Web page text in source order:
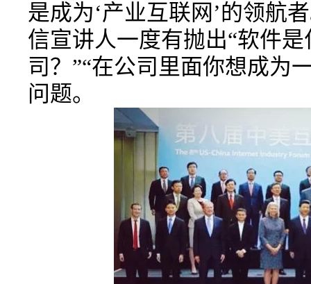
是成为‘产业互联网’的领航
信宣讲人一度有抛出“软件
司？”“在公司里面你想成为
问题。